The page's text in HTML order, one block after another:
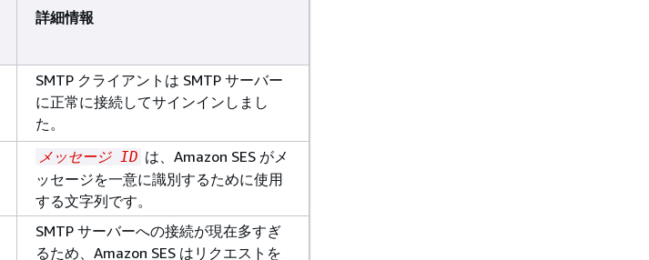
詳細情報
SMTP クライアントは SMTP サーバー
に正常に接続してサインインしまし
た。​
メッセージ ID は、Amazon SES がメ
ッセージを一意に識別するために使用
する文字列です。
SMTP サーバーへの接続が現在多すぎ
るため、Amazon SES はリクエストを